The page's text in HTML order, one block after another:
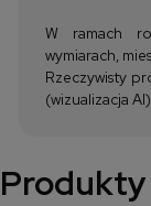
W ramach
wymiarach,
Rzeczywisty
(wizualizacja AI)
Produkty